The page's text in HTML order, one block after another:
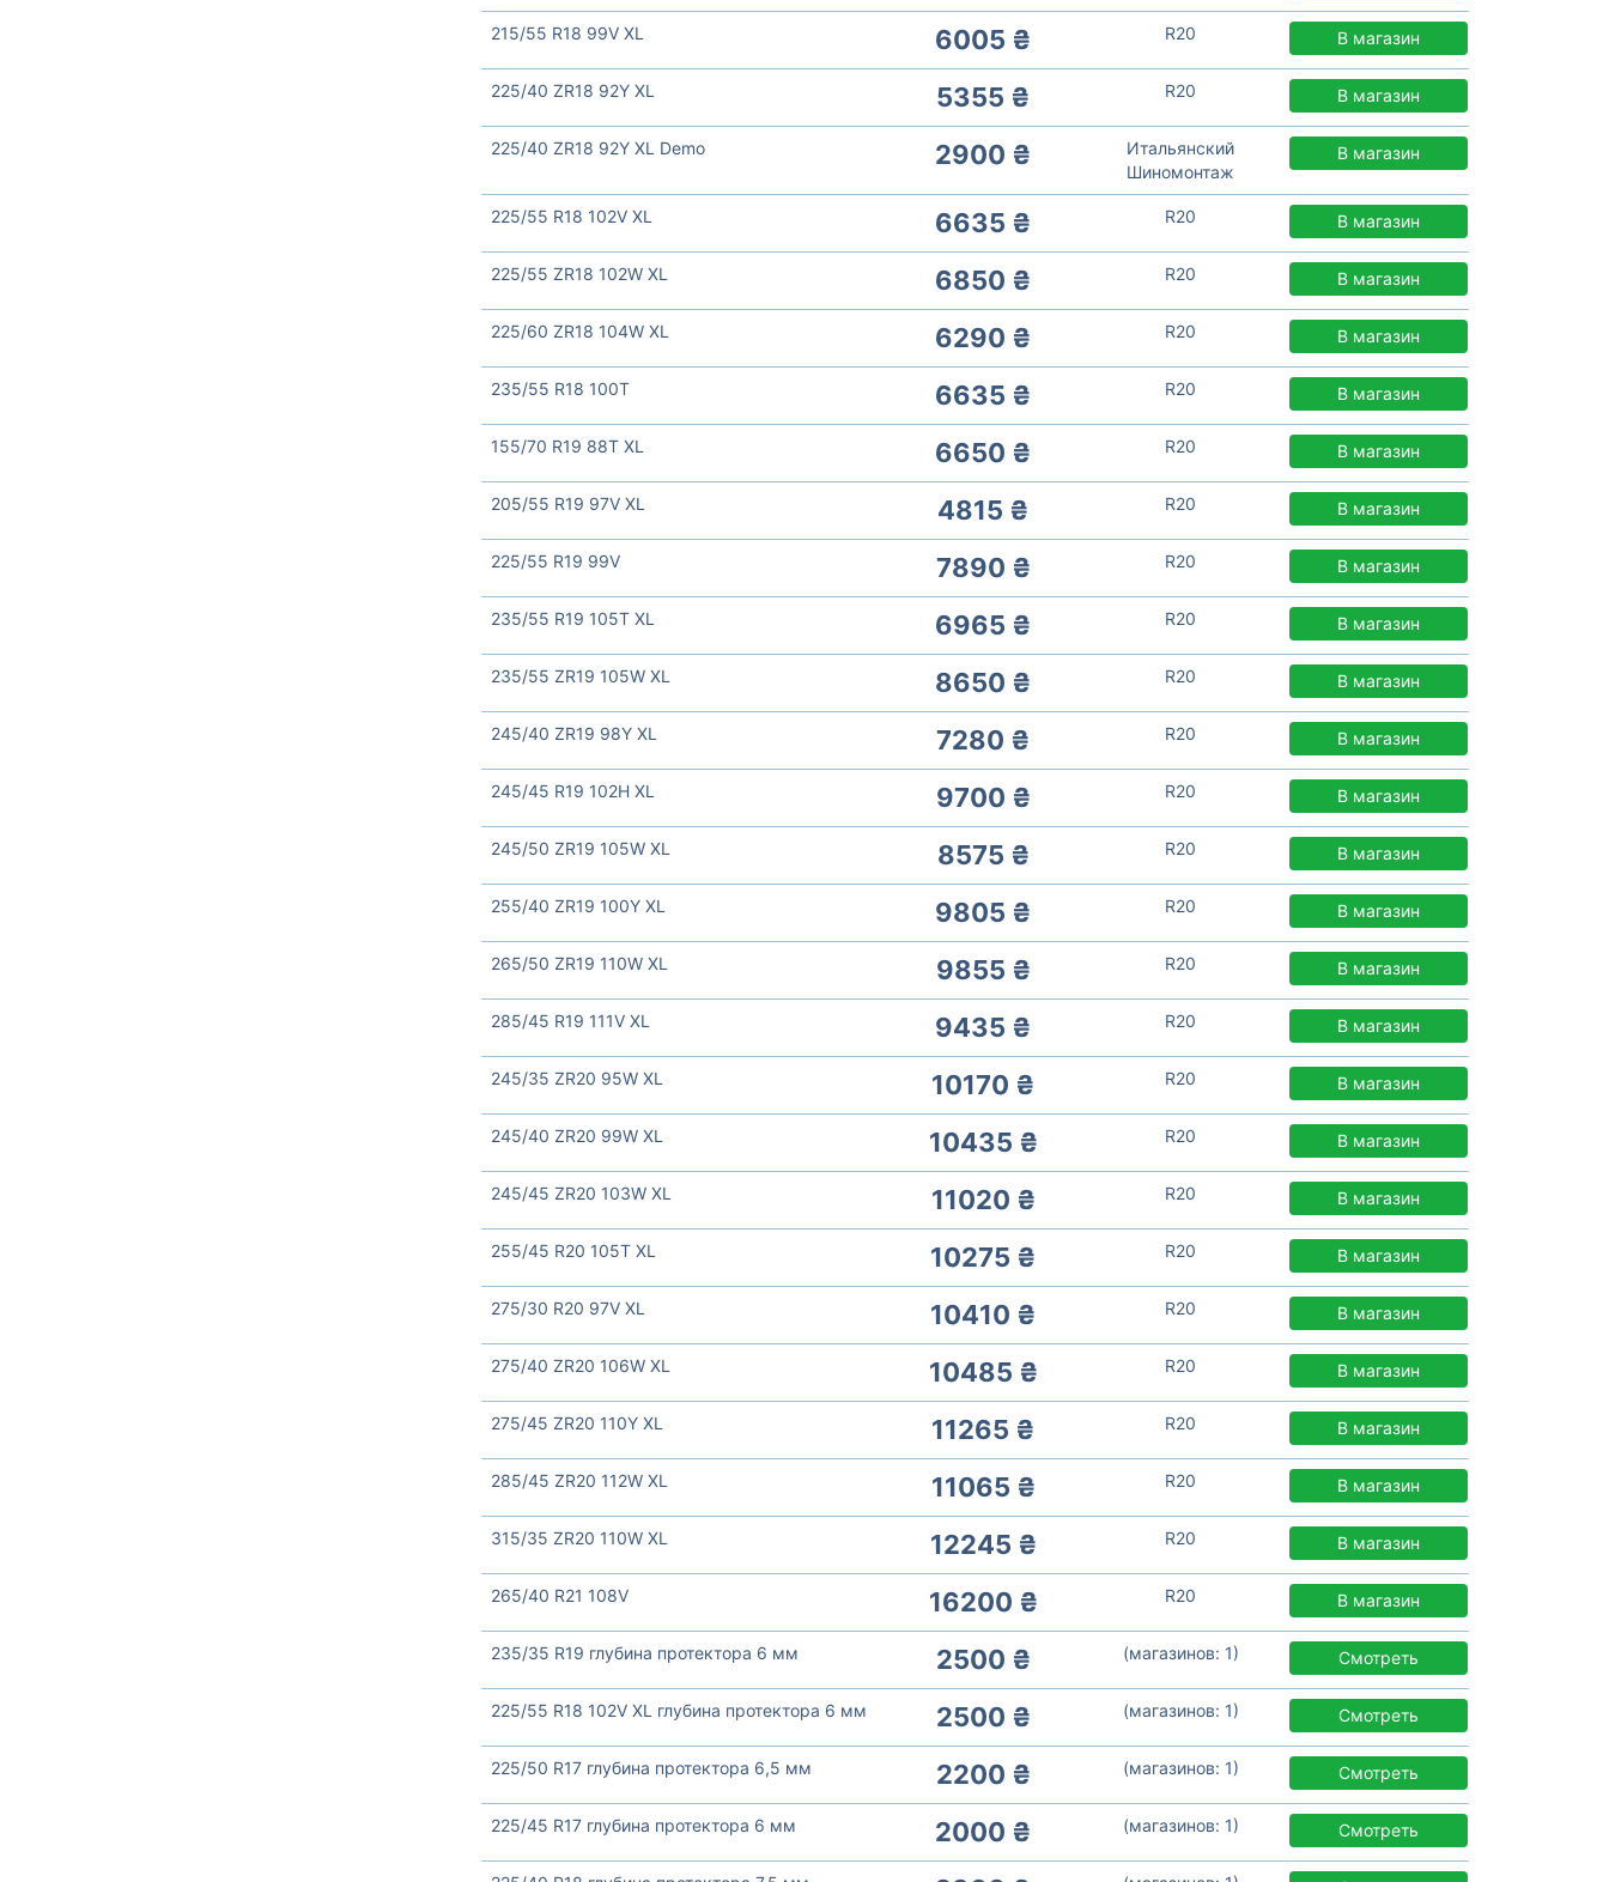
215/55 R18 99V XL 6005 ₴ R20 В магазин
225/40 ZR18 92Y XL 5355 ₴ R20 В магазин
225/40 ZR18 92Y XL Demo 2900 ₴
Итальянский
Шиномонтаж
В магазин
225/55 R18 102V XL 6635 ₴ R20 В магазин
225/55 ZR18 102W XL 6850 ₴ R20 В магазин
225/60 ZR18 104W XL 6290 ₴ R20 В магазин
235/55 R18 100T 6635 ₴ R20 В магазин
155/70 R19 88T XL 6650 ₴ R20 В магазин
205/55 R19 97V XL 4815 ₴ R20 В магазин
225/55 R19 99V 7890 ₴ R20 В магазин
235/55 R19 105T XL 6965 ₴ R20 В магазин
235/55 ZR19 105W XL 8650 ₴ R20 В магазин
245/40 ZR19 98Y XL 7280 ₴ R20 В магазин
245/45 R19 102H XL 9700 ₴ R20 В магазин
245/50 ZR19 105W XL 8575 ₴ R20 В магазин
255/40 ZR19 100Y XL 9805 ₴ R20 В магазин
265/50 ZR19 110W XL 9855 ₴ R20 В магазин
285/45 R19 111V XL 9435 ₴ R20 В магазин
245/35 ZR20 95W XL 10170 ₴ R20 В магазин
245/40 ZR20 99W XL 10435 ₴ R20 В магазин
245/45 ZR20 103W XL 11020 ₴ R20 В магазин
255/45 R20 105T XL 10275 ₴ R20 В магазин
275/30 R20 97V XL 10410 ₴ R20 В магазин
275/40 ZR20 106W XL 10485 ₴ R20 В магазин
275/45 ZR20 110Y XL 11265 ₴ R20 В магазин
285/45 ZR20 112W XL 11065 ₴ R20 В магазин
315/35 ZR20 110W XL 12245 ₴ R20 В магазин
265/40 R21 108V 16200 ₴ R20 В магазин
235/35 R19 глубина протектора 6 мм 2500 ₴ (магазинов: 1) Смотреть
225/55 R18 102V XL глубина протектора 6 мм 2500 ₴ (магазинов: 1) Смотреть
225/50 R17 глубина протектора 6,5 мм 2200 ₴ (магазинов: 1) Смотреть
225/45 R17 глубина протектора 6 мм 2000 ₴ (магазинов: 1) Смотреть